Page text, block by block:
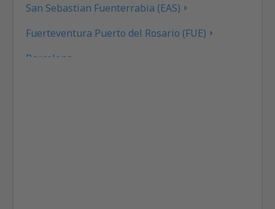
San Sebastian Fuenterrabia (EAS)
Fuerteventura Puerto del Rosario (FUE)
Barcelona